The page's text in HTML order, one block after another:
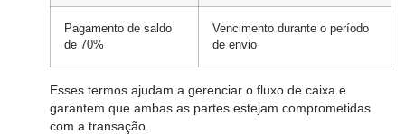
Pagamento de saldo
de 70%
Vencimento durante o período
de envio
Esses termos ajudam a gerenciar o fluxo de caixa e
garantem que ambas as partes estejam comprometidas
com a transação.